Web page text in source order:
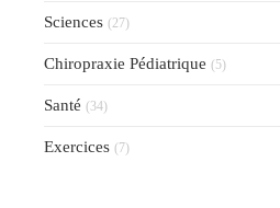
Sciences (27)
Chiropraxie Pédiatrique (5)
Santé (34)
Exercices (7)